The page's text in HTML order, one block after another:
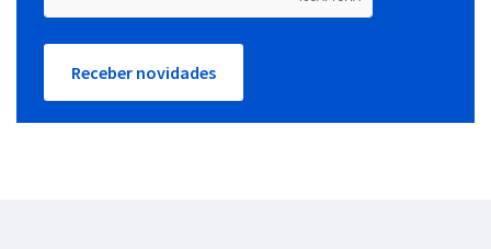
Receber novidades